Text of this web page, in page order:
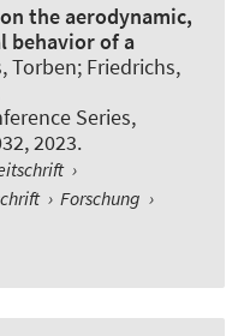
the aerodynamic,
behavior of a
Torben; Friedrichs,
Series,
2023.
›
› Forschung ›